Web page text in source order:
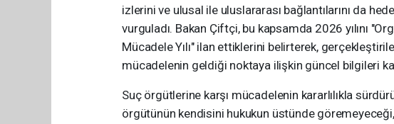
izlerini ve ulusal ile uluslararası bağlantılarını da
vurguladı. Bakan Çiftçi, bu kapsamda 2026 yılını
Mücadele Yılı" ilan ettiklerini belirterek,
mücadelenin geldiği noktaya ilişkin güncel bilgileri
Suç örgütlerine karşı mücadelenin kararlılıkla
örgütünün kendisini hukukun üstünde